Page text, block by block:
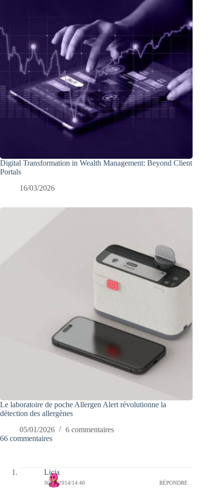
Digital Transformation in Wealth Management: Beyond Client
Portals
16/03/2026
Le laboratoire de poche Allergen Alert révolutionne la
détection des allergènes
05/01/2026
6 commentaires
66 commentaires
Licia
30/07/2014/14:40 RÉPONDRE